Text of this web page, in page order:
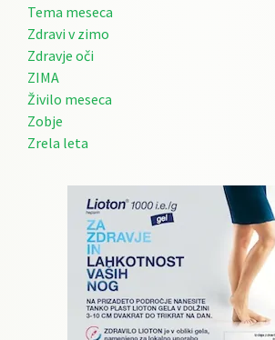
Tema meseca
Zdravi v zimo
Zdravje oči
ZIMA
Živilo meseca
Zobje
Zrela leta